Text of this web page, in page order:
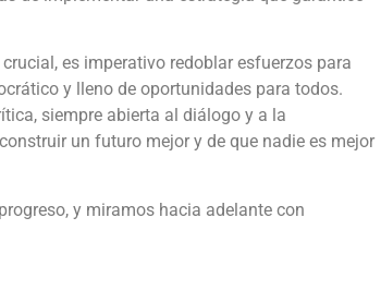
es imperativo redoblar esfuerzos para
y lleno de oportunidades para todos.
siempre abierta al diálogo y a la
un futuro mejor y de que nadie es mejor
y miramos hacia adelante con